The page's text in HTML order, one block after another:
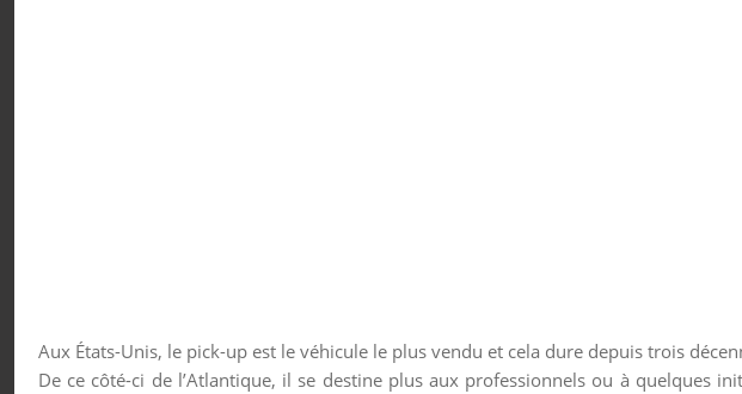
Aux États-Unis, le pick-up est le véhicule le plus vendu et cela dure depuis trois
De ce côté-ci de l’Atlantique, il se destine plus aux professionnels ou à quelques